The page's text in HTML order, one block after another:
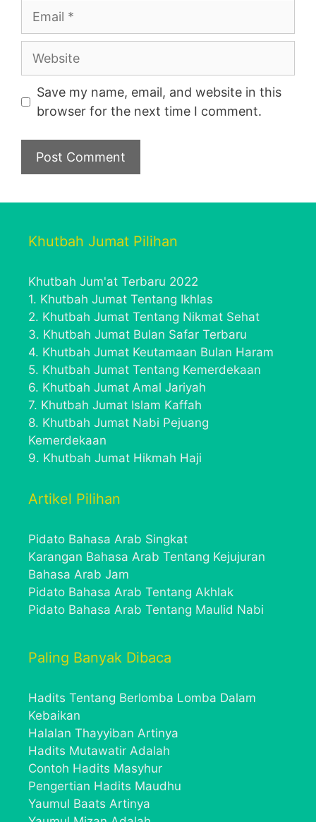
Email
Website
Save my name, email, and website in this
browser for the next time I comment.
Khutbah Jumat Pilihan
Khutbah Jum'at Terbaru 2022
1. Khutbah Jumat Tentang Ikhlas
2. Khutbah Jumat Tentang Nikmat Sehat
3. Khutbah Jumat Bulan Safar Terbaru
4. Khutbah Jumat Keutamaan Bulan Haram
5. Khutbah Jumat Tentang Kemerdekaan
6. Khutbah Jumat Amal Jariyah
7. Khutbah Jumat Islam Kaffah
8. Khutbah Jumat Nabi Pejuang
Kemerdekaan
9. Khutbah Jumat Hikmah Haji
Artikel Pilihan
Pidato Bahasa Arab Singkat
Karangan Bahasa Arab Tentang Kejujuran
Bahasa Arab Jam
Pidato Bahasa Arab Tentang Akhlak
Pidato Bahasa Arab Tentang Maulid Nabi
Paling Banyak Dibaca
Hadits Tentang Berlomba Lomba Dalam
Kebaikan
Halalan Thayyiban Artinya
Hadits Mutawatir Adalah
Contoh Hadits Masyhur
Pengertian Hadits Maudhu
Yaumul Baats Artinya